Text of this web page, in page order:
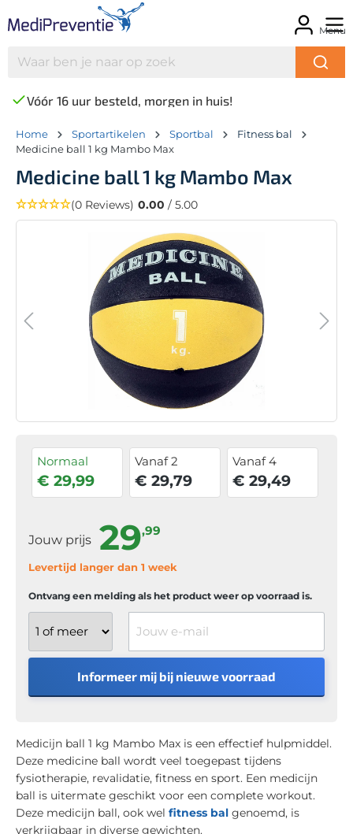
Menu
Vóór 16 uur besteld, morgen in huis!
Home Sportartikelen Sportbal
Fitness bal
Medicine ball 1 kg Mambo Max
Medicine ball 1 kg Mambo Max
(0 Reviews) 0.00 / 5.00
Normaal
€ 29,99
Vanaf 2
€ 29,79
Vanaf 4
€ 29,49
Jouw prijs 29,99
Levertijd langer dan 1 week
Ontvang een melding als het product weer op voorraad is.
Informeer mij bij nieuwe voorraad
Medicijn ball 1 kg Mambo Max is een effectief hulpmiddel.
Deze medicine ball wordt veel toegepast tijdens
fysiotherapie, revalidatie, fitness en sport. Een medicijn
ball is uitermate geschikt voor een complete workout.
Deze medicijn ball, ook wel fitness bal genoemd, is
verkrijgbaar in diverse gewichten.